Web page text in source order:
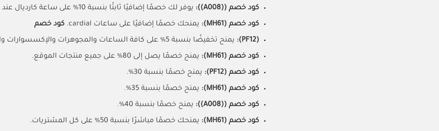
كود خصم ((A008)): يوفر لك خصمًا إضافيًا ثابتًا بنسبة 10% على ساعة كارديال عند إتمام الدفع.
كود خصم (MH61): يمنحك خصمًا إضافيًا على ساعات cardial. كود خصم
(PF12): يمنح تخفيضًا بنسبة 5% على كافة الساعات والمجوهرات والإكسسوارات والنظارات وغيرها من منتجات المتجر.
كود خصم (MH61): يمنح خصمًا يصل إلى 80% على جميع منتجات الموقع.
كود خصم (PF12): يمنح خصمًا بنسبة 30%.
كود خصم (MH61): يمنح خصمًا بنسبة 35%.
كود خصم ((A008)): يمنح خصمًا بنسبة 40%.
كود خصم (MH61): يمنحك خصمًا مباشرًا بنسبة 50% على كل المشتريات.